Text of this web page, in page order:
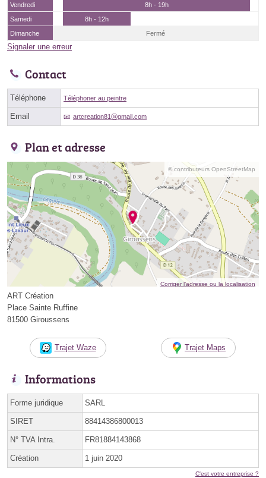
Vendredi
8h - 19h
Samedi
8h - 12h
Dimanche
Fermé
Signaler une erreur
Contact
Téléphone Téléphoner au peintre
Email artcreation81ⓐgmail.com
Plan et adresse
© contributeurs OpenStreetMap
Corriger l’adresse ou la localisation
ART Création
Place Sainte Ruffine
81500 Giroussens
Trajet Waze Trajet Maps
Informations
Forme juridique SARL
SIRET 88414386800013
N° TVA Intra. FR81884143868
Création 1 juin 2020
C'est votre entreprise ?